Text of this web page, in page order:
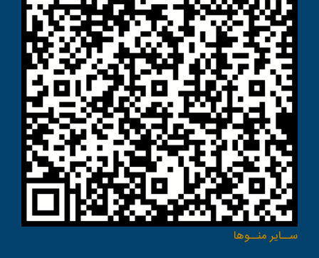
ســاير منــوها